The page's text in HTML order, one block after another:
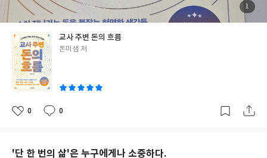
책의 5장은 <12개월 월급관리 100점 루틴>이다. 제목이 모든 것을
말해준다. 짧은 내용이지만 이 책의 핵심이자 하이라이트라고 생각
한다. 그야말로 교사의 월급은 1년을 기준으로 무한 반복 시스템이
다. 이 루틴이 한 치의 오차도 없이 10년, 20년, 30년, 40년 반복된
다. 이 과정에서 매년 물가 인상율 만큼 월급이 인상되고 매년 1호봉
씩 오를 뿐이다. 큰 사고를 치거나 싫어서 그만두지 않는 이상 교사
의 월급은 매달 통장에 들어온다. 책을 읽다 보면 큰 파도없이 유유
생 후반기를 향해 가는 오늘날의 교사들 개개인의 삶을 보여주는 것
장부터 7장까지 자신의 경험담부터 돈에 대한 철학, 간단하지만 자
첨
부
사
1
교사 주변 돈의 흐름
글
돈미샘 저
좋
0
댓
0
작
'단 한 번의 삶'은 누구에게나 소중하다.